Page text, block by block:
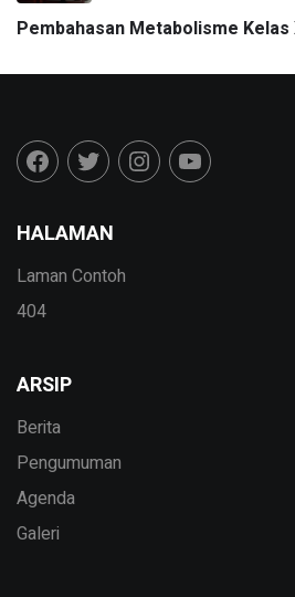
Pembahasan Metabolisme Kelas
HALAMAN
Laman Contoh
404
ARSIP
Berita
Pengumuman
Agenda
Galeri